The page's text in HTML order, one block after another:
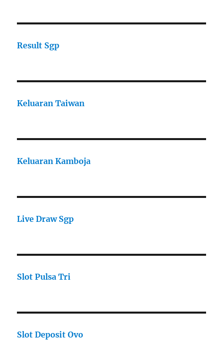
Result Sgp
Keluaran Taiwan
Keluaran Kamboja
Live Draw Sgp
Slot Pulsa Tri
Slot Deposit Ovo